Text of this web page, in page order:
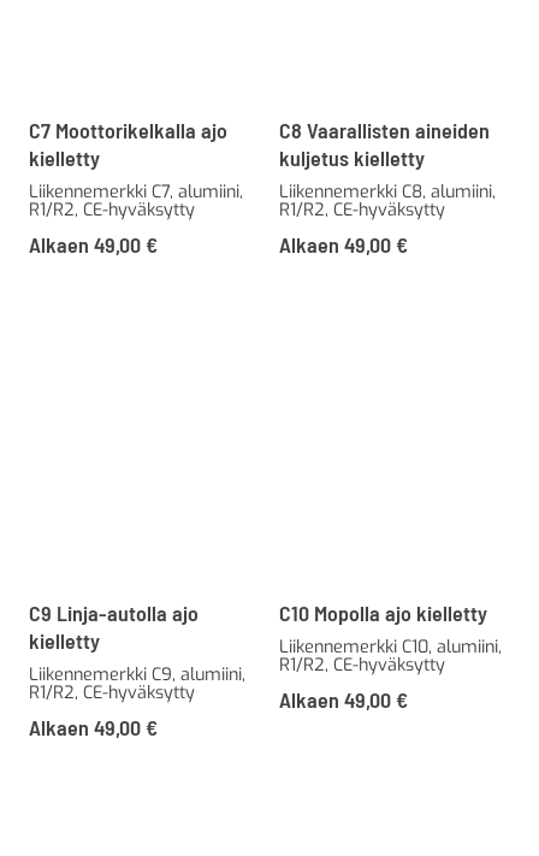
C7 Moottorikelkalla ajo
kielletty
Liikennemerkki C7, alumiini,
R1/R2, CE-hyväksytty
Alkaen 49,00 €
C8 Vaarallisten aineiden
kuljetus kielletty
Liikennemerkki C8, alumiini,
R1/R2, CE-hyväksytty
Alkaen 49,00 €
C9 Linja-autolla ajo
kielletty
Liikennemerkki C9, alumiini,
R1/R2, CE-hyväksytty
Alkaen 49,00 €
C10 Mopolla ajo kielletty
Liikennemerkki C10, alumiini,
R1/R2, CE-hyväksytty
Alkaen 49,00 €